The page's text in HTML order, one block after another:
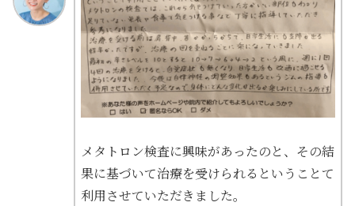
メタトロン検査に興味があったのと、その結
果に基づいて治療を受けられるということて
利用させていただきました。